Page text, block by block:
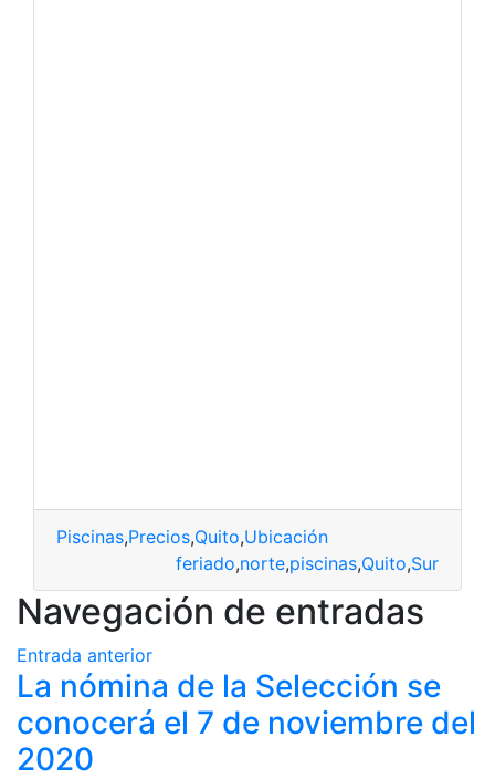
Piscinas,Precios,Quito,Ubicación
feriado,norte,piscinas,Quito,Sur
Navegación de entradas
Entrada anterior
La nómina de la Selección se
conocerá el 7 de noviembre del
2020